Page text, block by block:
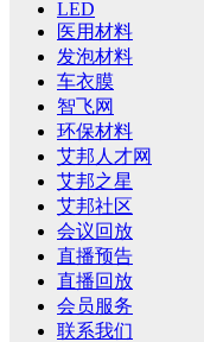
LED
医用材料
发泡材料
车衣膜
智飞网
环保材料
艾邦人才网
艾邦之星
艾邦社区
会议回放
直播预告
直播回放
会员服务
联系我们